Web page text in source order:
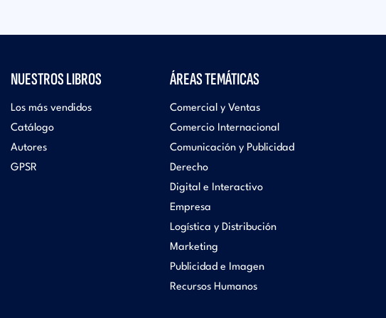
NUESTROS LIBROS
Los más vendidos
Catálogo
Autores
GPSR
ÁREAS TEMÁTICAS
Comercial y Ventas
Comercio Internacional
Comunicación y Publicidad
Derecho
Digital e Interactivo
Empresa
Logística y Distribución
Marketing
Publicidad e Imagen
Recursos Humanos